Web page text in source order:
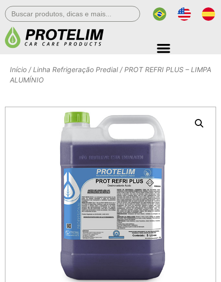
Search
for:
Início / Linha Refrigeração Predial/ PROT REFRI PLUS – LIMPA
ALUMÍNIO